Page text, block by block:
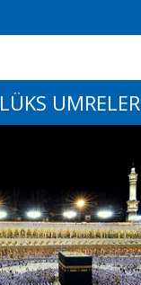
LÜKS UMRELER